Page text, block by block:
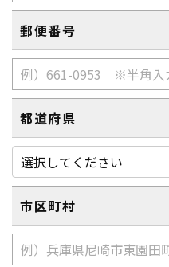
郵便番号
都道府県
市区町村